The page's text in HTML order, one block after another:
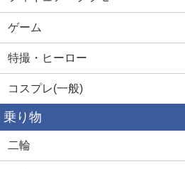
ゲーム
特撮・ヒーロー
コスプレ(一般)
乗り物
二輪